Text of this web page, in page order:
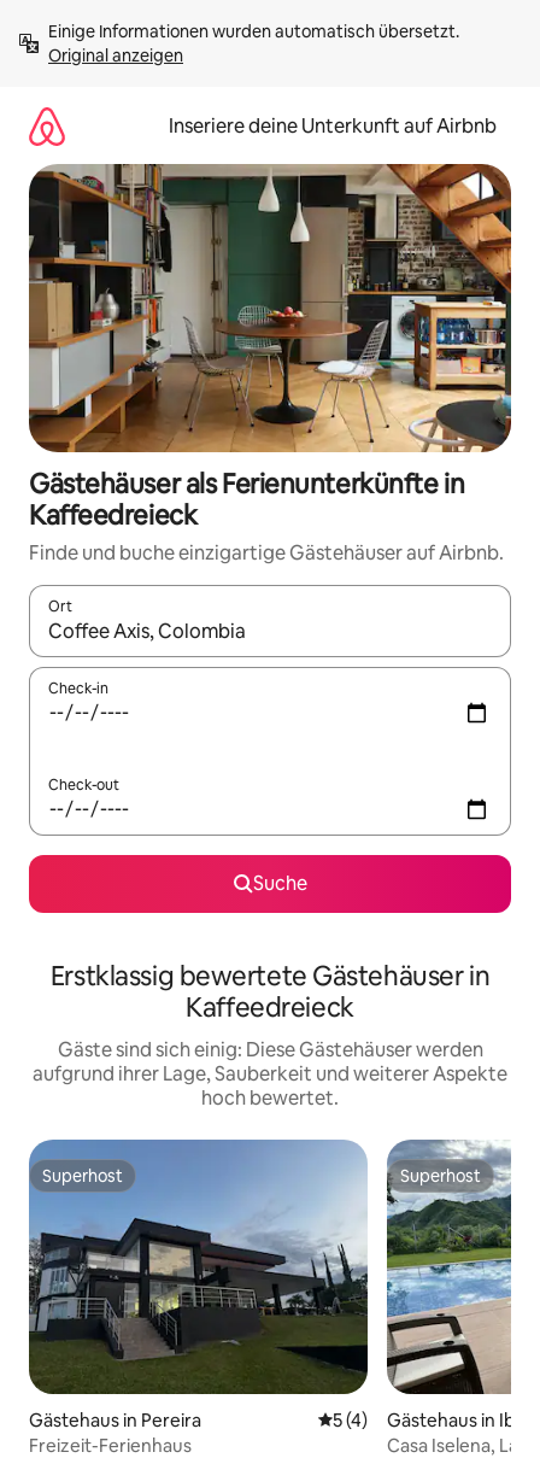
Inhalten
springenOriginal anzeigen
Inseriere deine Unterkunft auf Airbnb
Gästehäuser als Ferienunterkünfte in
Kaffeedreieck
Finde und buche einzigartige Gästehäuser auf Airbnb.
Ort
Wenn Ergebnisse verfügbar sind, navigiere mit den
Check-in
Check-out
Suche
Erstklassig bewertete Gästehäuser in
Kaffeedreieck
Gäste sind sich einig: Diese Gästehäuser werden
aufgrund ihrer Lage, Sauberkeit und weiterer Aspekte
hoch bewertet.
Superhost
Superhost
Gästehaus in Pereira Durchschnittliche
5 (4)
Freizeit-Ferienhaus
Superhost
Superhost
Gästehaus in
Casa Iselena,